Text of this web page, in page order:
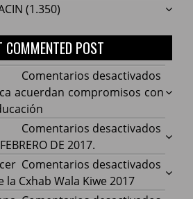
(1.350)
COMMENTED POST
Comentarios desactivados
Cauca
con
acuerdan compromisos con
Comentarios desactivados
ACIN
DE 2017.
Comentarios desactivados
Hacía
la Cxhab Wala Kiwe 2017